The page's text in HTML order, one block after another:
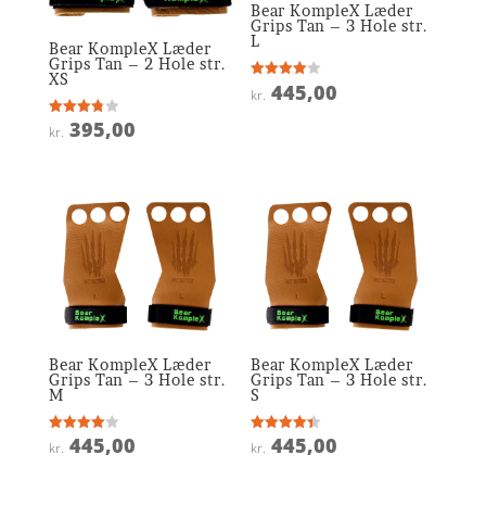
Bear KompleX Læder
Grips Tan – 2 Hole str.
XS
Vurderet
3.8
kr. 395,00
Bear KompleX Læder
Grips Tan – 3 Hole str.
L
Vurderet
4
kr. 445,00
Bear KompleX Læder
Grips Tan – 3 Hole str.
M
Vurderet
4
kr. 445,00
Bear KompleX Læder
Grips Tan – 3 Hole str.
S
Vurderet
4.4
kr. 445,00